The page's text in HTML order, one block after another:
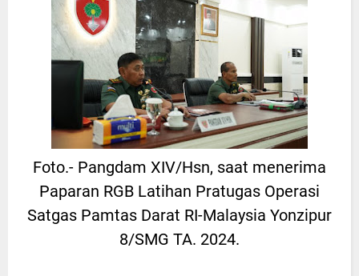
Foto.- Pangdam XIV/Hsn, saat menerima
Paparan RGB Latihan Pratugas Operasi
Satgas Pamtas Darat RI-Malaysia Yonzipur
8/SMG TA. 2024.